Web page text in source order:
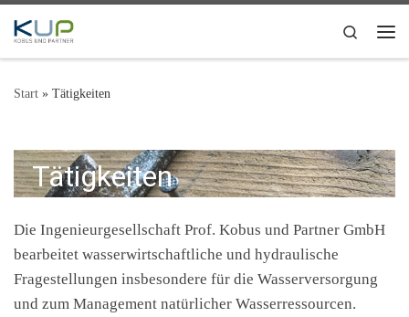
Zum Inhalt springen
Search
Start » Tätigkeiten
Tätigkeiten
Die Ingenieurgesellschaft Prof. Kobus und Partner GmbH
bearbeitet wasserwirtschaftliche und hydraulische
Fragestellungen insbesondere für die Wasserversorgung
und zum Management natürlicher Wasserressourcen.